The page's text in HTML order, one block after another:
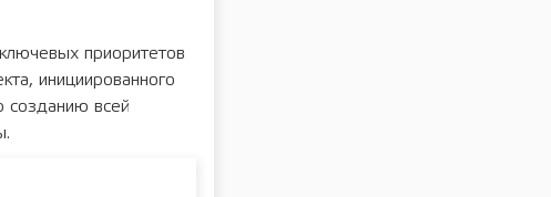
приоритетов
инициированного
созданию всей